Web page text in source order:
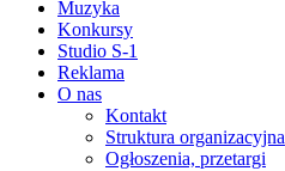
Muzyka
Konkursy
Studio S-1
Reklama
O nas
Kontakt
Struktura organizacyjna
Ogłoszenia, przetargi